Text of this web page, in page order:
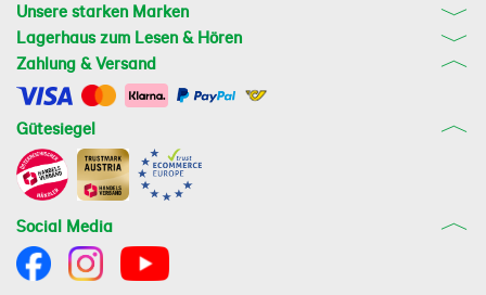
Unsere starken Marken
Lagerhaus zum Lesen & Hören
Zahlung & Versand
Gütesiegel
Social Media